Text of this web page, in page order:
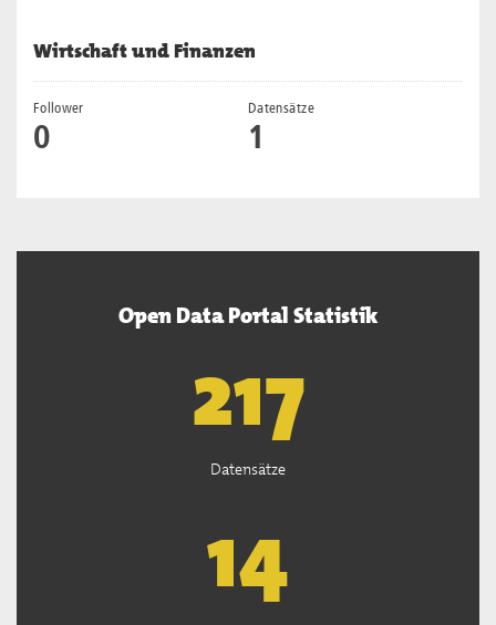
Wirtschaft und Finanzen
Follower
0
Datensätze
1
Open Data Portal Statistik
219
Datensätze
14